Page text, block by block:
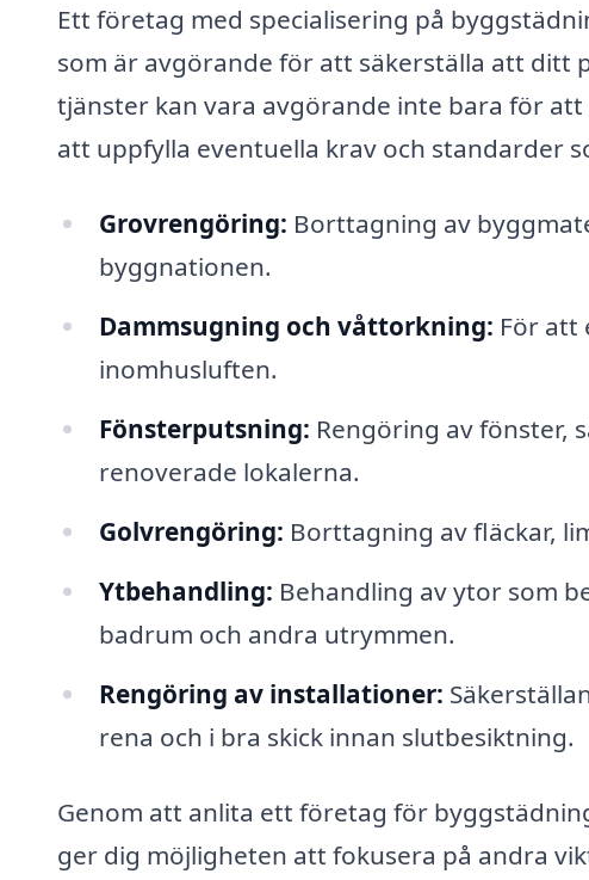
Ett företag med specialisering på
som är avgörande för att säkerställa att ditt
tjänster kan vara avgörande inte bara för
att uppfylla eventuella krav och standarder
Grovrengöring: Borttagning av
byggnationen.
Dammsugning och våttorkning: För att
inomhusluften.
Fönsterputsning: Rengöring av fönster,
renoverade lokalerna.
Golvrengöring: Borttagning av fläckar,
Ytbehandling: Behandling av ytor som
badrum och andra utrymmen.
Rengöring av installationer:
rena och i bra skick innan slutbesiktning.
Genom att anlita ett företag för
ger dig möjligheten att fokusera på andra